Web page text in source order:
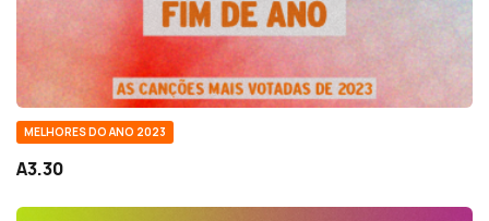
MELHORES DO ANO 2023
A3.30